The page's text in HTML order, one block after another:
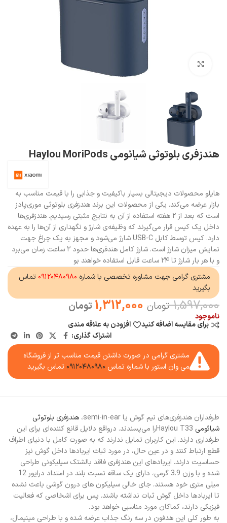
هندزفری بلوتوثی شیائومی Haylou MoriPods
هایلو محصولات دیجیتالی بسیار باکیفیت و جذابی را با قیمت‌ مناسب به
بازار عرضه می‌کند. یکی از محصولات این برند هندزفری بلوتوثی موری‌پادز
است که بعد از ۲ هفته استفاده از آن به نتایج مثبتی رسیدیم. هندزفری‌ها
داخل یک کیس قرار می‌گیرند که وظیفه‌ی شارژ و نگهداری از آن‌ها را به عهده
دارد. کیس توسط کابل USB-C شارژ می‌شود و مجهز به یک چراغ جهت
نمایش میزان شارژ است. شارژ کامل هندفری‌ها حدود ۲ ساعت زمان می‌برد
و با هر بار شارژ تا ۲۴ ساعت قابل استفاده خواهند بو
مشتری گرامی جهت مشاوره تخصصی با شماره ۰۹۱۲۰۴۸۰۹۸۰ تماس
بگیرید
1,597,000 تومان 1,312,000 تومان
ناموجود
برای مقایسه اضافه کنید
افزودن به علاقه مندی
اشتراک گذاری:
مشتری گرامی در صورت داشتن قیمت مناسب تر از فروشگاه
می وان استور با شماره تماس ۰۹۱۲۰۴۸۰۹۸۰ تماس بگیرید
طرفداران هندزفری‌های نیم گوش یا semi-in-ear،
هندزفری بلوتوثی
شیائومی
Haylou T33را می‌پسندند. درواقع دلایل قانع کننده‌ای برای این
طرفداری دارند. این کاربران تمایل ندارند که به صورت کامل با دنیای اطراف
قطع ارتباط کنند و در عین حال، در مورد ثبات ایربادها داخل گوش نیز
حساسیت دارند. ایربادهای این هندزفری فاقد بالشتک سیلیکونی طراحی
شده و با وزن 3.9 گرمی، دارای یک ساقه نسبت بلند در امتداد درایور 12
میلی متری خود هستند. جای خالی سیلیکون های درون گوشی باعث نشده
تا ایربادها داخل گوش ثبات نداشته باشند. پس برای اشخاصی که فعالیت
فیزیکی دارند، کماکان مورد مناسبی خواهد بود.
به طور کلی این هدفون در سه رنگ جذاب عرضه شده و با طراحی مینیمال،